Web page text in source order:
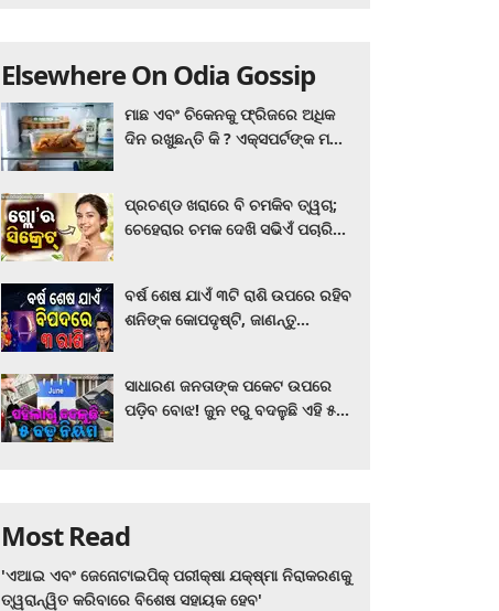
Elsewhere On Odia Gossip
ମାଛ ଏବଂ ଚିକେନକୁ ଫ୍ରିଜରେ ଅଧିକ
ଦିନ ରଖୁଛନ୍ତି କି ? ଏକ୍ସପର୍ଟଙ୍କ ମତ
ପ୍ରଚଣ୍ଡ ଖରାରେ ବି ଚମକିବ ତ୍ୱଚା;
ଚେହେରାର ଚମକ ଦେଖି ସଭିଏଁ ପଚାରିବେ
ବର୍ଷ ଶେଷ ଯାଏଁ ୩ଟି ରାଶି ଉପରେ ରହିବ
ଶନିଙ୍କ କୋପଦୃଷ୍ଟି, ଜାଣନ୍ତୁ
ସାଧାରଣ ଜନତାଙ୍କ ପକେଟ ଉପରେ
ପଡ଼ିବ ବୋଝ! ଜୁନ ୧ରୁ ବଦଳୁଛି ଏହି ୫
Most Read
'ଏଆଇ ଏବଂ ଜେନୋଟାଇପିକ୍ ପରୀକ୍ଷା ଯକ୍ଷ୍ମା ନିରାକରଣକୁ
ତ୍ୱରାନ୍ୱିତ କରିବାରେ ବିଶେଷ ସହାୟକ ହେବ'